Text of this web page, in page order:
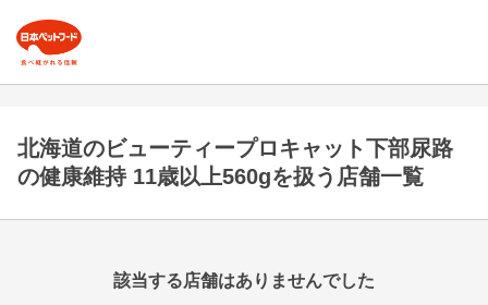
北海道のビューティープロキャット下部尿路
の健康維持 11歳以上560gを扱う店舗一覧
該当する店舗はありませんでした